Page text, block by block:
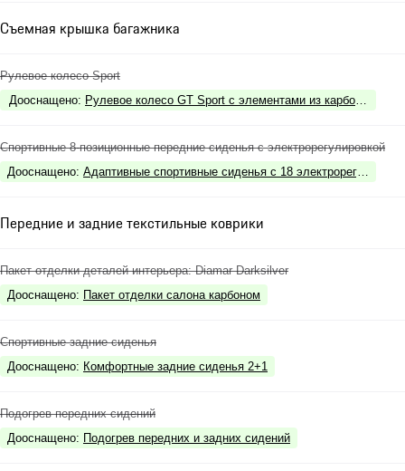
Съемная крышка багажника
Рулевое колесо Sport
Дооснащено: Рулевое колесо GT Sport с элементами из карбона,
Спортивные 8-позиционные передние сиденья с электрорегулировкой
Дооснащено: Адаптивные спортивные сиденья с 18
Передние и задние текстильные коврики
Пакет отделки деталей интерьера: Diamar Darksilver
Дооснащено: Пакет отделки салона карбоном
Спортивные задние сиденья
Дооснащено: Комфортные задние сиденья 2+1
Подогрев передних сидений
Дооснащено: Подогрев передних и задних сидений